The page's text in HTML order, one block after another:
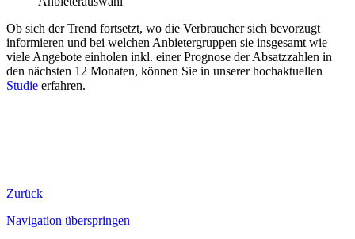
Ob sich der Trend fortsetzt, wo die Verbraucher sich bevorzugt
informieren und bei welchen Anbietergruppen sie insgesamt wie
viele Angebote einholen inkl. einer Prognose der Absatzzahlen in
den nächsten 12 Monaten, können Sie in unserer hochaktuellen
Studie erfahren.
Zurück
Navigation überspringen